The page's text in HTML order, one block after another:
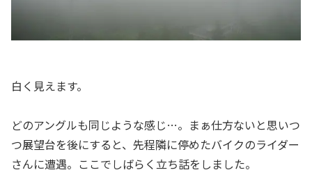
白く見えます。
どのアングルも同じような感じ…。まぁ仕方ないと思いつ
つ展望台を後にすると、先程隣に停めたバイクのライダー
さんに遭遇。ここでしばらく立ち話をしました。